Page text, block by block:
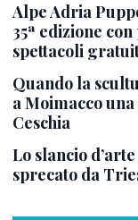
Alpe Adria
35ª edizione
spettacoli
Quando la
a Moimacco
Ceschia
Lo slancio
sprecato da